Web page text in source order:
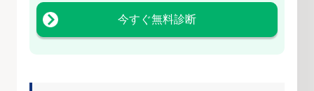
今すぐ無料診断